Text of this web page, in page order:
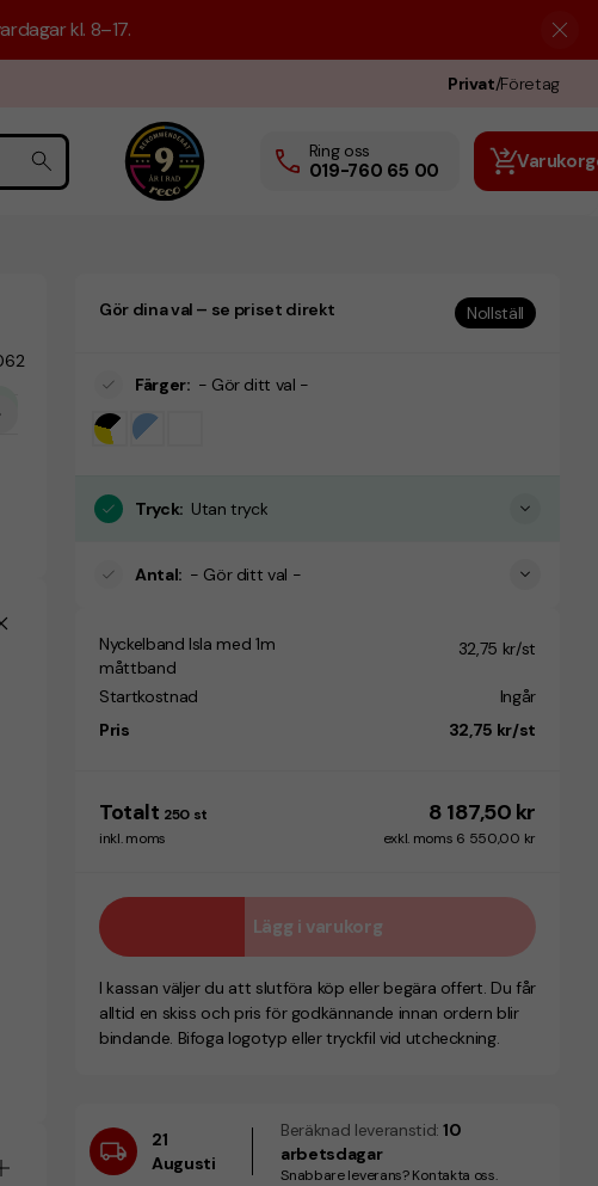
kl. 8–17.
Privat/Företag
Ring oss
019-760 65 00
Gör dina val – se priset direkt Nollställ
Färger: - Gör ditt val -
Tryck: Utan tryck
Antal: - Gör ditt val -
Nyckelband Isla med 1m
måttband
32,75 kr/st
Startkostnad
Ingår
Pris
32,75 kr/st
Totalt 250 st 8 187,50 kr
inkl. moms exkl. moms 6 550,00 kr
Lägg i varukorg
I kassan väljer du att slutföra köp eller begära offert. Du får
alltid en skiss och pris för godkännande innan ordern blir
bindande. Bifoga logotyp eller tryckfil vid utcheckning.
21
Augusti
Beräknad leveranstid: 10
arbetsdagar
Snabbare leverans? Kontakta oss.